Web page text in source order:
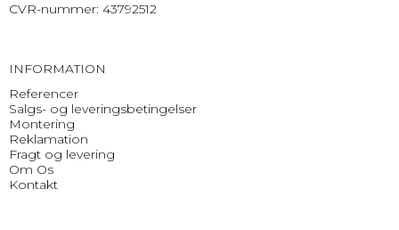
CVR-nummer: 43792512
INFORMATION
Referencer
Salgs- og leveringsbetingelser
Montering
Reklamation
Fragt og levering
Om Os
Kontakt